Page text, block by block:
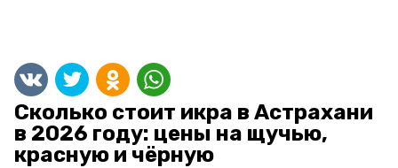
Сколько стоит икра в Астрахани
в 2026 году: цены на щучью,
красную и чёрную